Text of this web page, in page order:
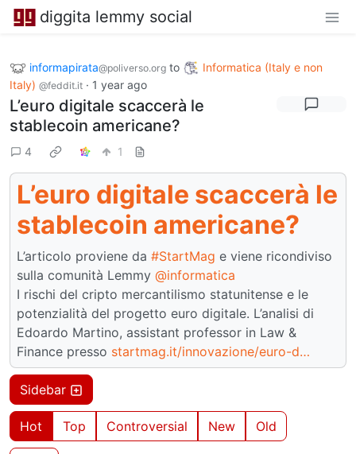
diggita lemmy social
informapirata@poliverso.org to
Informatica (Italy e non
Italy) @feddit.it · 1 year ago
L’euro digitale scaccerà le
stablecoin americane?
4 1
L’euro digitale scaccerà le
stablecoin americane?
L’articolo proviene da #StartMag e viene ricondiviso
sulla comunità Lemmy @informatica
I rischi del cripto mercantilismo statunitense e le
potenzialità del progetto euro digitale. L’analisi di
Edoardo Martino, assistant professor in Law &
Finance presso startmag.it/innovazione/euro-d…
Sidebar
Hot Top Controversial New Old